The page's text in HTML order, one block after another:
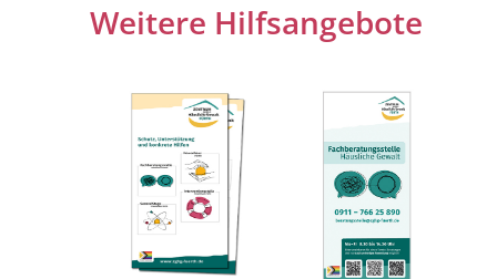
Weitere Hilfsangebote